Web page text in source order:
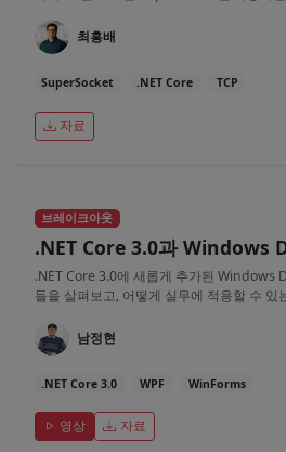
최흥배
SuperSocket .NET Core TCP
자료
브레이크아웃
.NET Core 3.0과 Windows
.NET Core 3.0에 새롭게 추가된 Windows
들을 살펴보고, 어떻게 실무에 적용할 수 있
남정현
.NET Core 3.0 WPF WinForms
영상 자료